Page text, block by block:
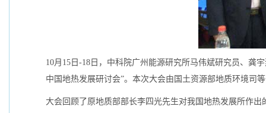
10月15日-18日，中科院广州能源研究所马伟斌研究员、龚
中国地热发展研讨会”。本次大会由国土资源部地质环境司
大会回顾了原地质部部长李四光先生对我国地热发展所作